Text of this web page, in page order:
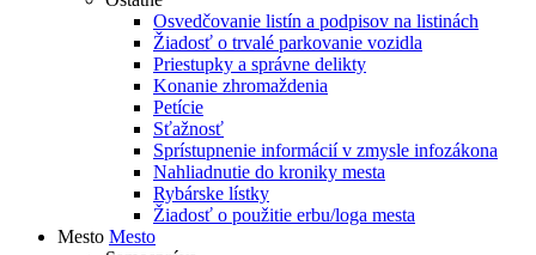
Osvedčovanie listín a podpisov na listinách
Žiadosť o trvalé parkovanie vozidla
Priestupky a správne delikty
Konanie zhromaždenia
Petície
Sťažnosť
Sprístupnenie informácií v zmysle infozákona
Nahliadnutie do kroniky mesta
Rybárske lístky
Žiadosť o použitie erbu/loga mesta
Mesto Mesto